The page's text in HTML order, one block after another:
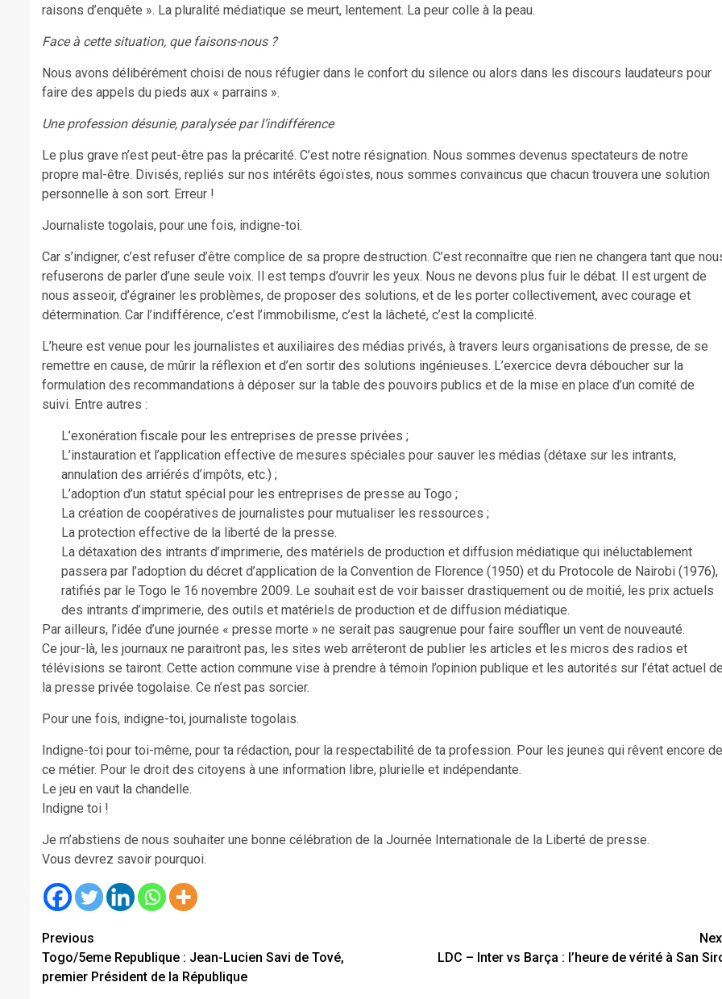
raisons d’enquête ». La pluralité médiatique se meurt, lentement. La peur colle à la peau.
Face à cette situation, que faisons-nous ?
Nous avons délibérément choisi de nous réfugier dans le confort du silence ou alors dans les discours laudateurs pour
faire des appels du pieds aux « parrains ».
Une profession désunie, paralysée par l’indifférence
Le plus grave n’est peut-être pas la précarité. C’est notre résignation. Nous sommes devenus spectateurs de notre
propre mal-être. Divisés, repliés sur nos intérêts égoïstes, nous sommes convaincus que chacun trouvera une solution
personnelle à son sort. Erreur !
Journaliste togolais, pour une fois, indigne-toi.
Car s’indigner, c’est refuser d’être complice de sa propre destruction. C’est reconnaître que rien ne changera tant que
refuserons de parler d’une seule voix. Il est temps d’ouvrir les yeux. Nous ne devons plus fuir le débat. Il est urgent de
nous asseoir, d’égrainer les problèmes, de proposer des solutions, et de les porter collectivement, avec courage et
détermination. Car l’indifférence, c’est l’immobilisme, c’est la lâcheté, c’est la complicité.
L’heure est venue pour les journalistes et auxiliaires des médias privés, à travers leurs organisations de presse, de se
remettre en cause, de mûrir la réflexion et d’en sortir des solutions ingénieuses. L’exercice devra déboucher sur la
formulation des recommandations à déposer sur la table des pouvoirs publics et de la mise en place d’un comité de
suivi. Entre autres :
L’exonération fiscale pour les entreprises de presse privées ;
L’instauration et l’application effective de mesures spéciales pour sauver les médias (détaxe sur les intrants,
annulation des arriérés d’impôts, etc.) ;
L’adoption d’un statut spécial pour les entreprises de presse au Togo ;
La création de coopératives de journalistes pour mutualiser les ressources ;
La protection effective de la liberté de la presse.
La détaxation des intrants d’imprimerie, des matériels de production et diffusion médiatique qui inéluctablement
passera par l’adoption du décret d’application de la Convention de Florence (1950) et du Protocole de Nairobi (1976),
ratifiés par le Togo le 16 novembre 2009. Le souhait est de voir baisser drastiquement ou de moitié, les prix actuels
des intrants d’imprimerie, des outils et matériels de production et de diffusion médiatique.
Par ailleurs, l’idée d’une journée « presse morte » ne serait pas saugrenue pour faire souffler un vent de nouveauté.
Ce jour-là, les journaux ne paraitront pas, les sites web arrêteront de publier les articles et les micros des radios et
télévisions se tairont. Cette action commune vise à prendre à témoin l’opinion publique et les autorités sur l’état actuel
la presse privée togolaise. Ce n’est pas sorcier.
Pour une fois, indigne-toi, journaliste togolais.
Indigne-toi pour toi-même, pour ta rédaction, pour la respectabilité de ta profession. Pour les jeunes qui rêvent encore de
ce métier. Pour le droit des citoyens à une information libre, plurielle et indépendante.
Le jeu en vaut la chandelle.
Indigne toi !
Je m’abstiens de nous souhaiter une bonne célébration de la Journée Internationale de la Liberté de presse.
Vous devrez savoir pourquoi.
Continue
Reading
Previous
Togo/5eme Republique : Jean-Lucien Savi de Tové,
premier Président de la République
LDC – Inter vs Barça : l’heure de vérité à San